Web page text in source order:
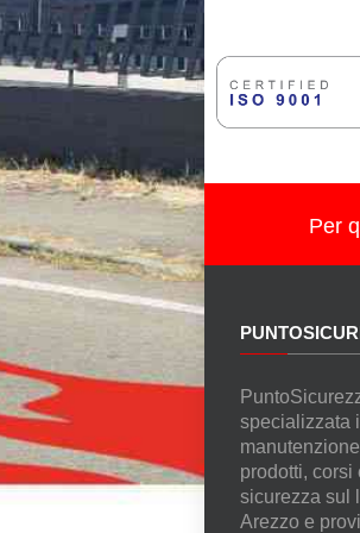
Per
specializzata
prodotti, corsi
sicurezza sul
Arezzo e